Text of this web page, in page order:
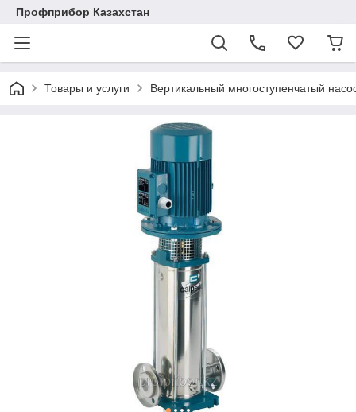
Профприбор Казахстан
Товары и услуги Вертикальный многоступенчатый